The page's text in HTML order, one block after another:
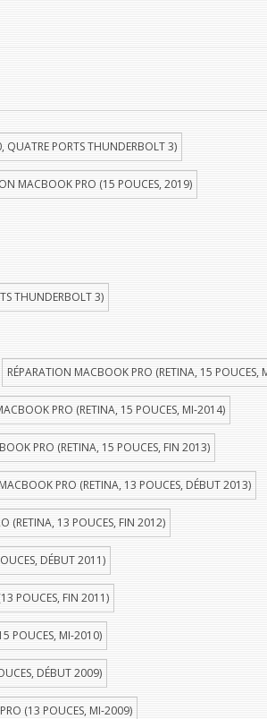
PORTS THUNDERBOLT 3)
MACBOOK PRO (15 POUCES, 2019)
THUNDERBOLT 3)
RÉPARATION MACBOOK PRO (RETINA, 15 POUCES,
PRO (RETINA, 15 POUCES, MI-2014)
PRO (RETINA, 15 POUCES, FIN 2013)
PRO (RETINA, 13 POUCES, DÉBUT 2013)
(RETINA, 13 POUCES, FIN 2012)
DÉBUT 2011)
POUCES, FIN 2011)
POUCES, MI-2010)
DÉBUT 2009)
(13 POUCES, MI-2009)